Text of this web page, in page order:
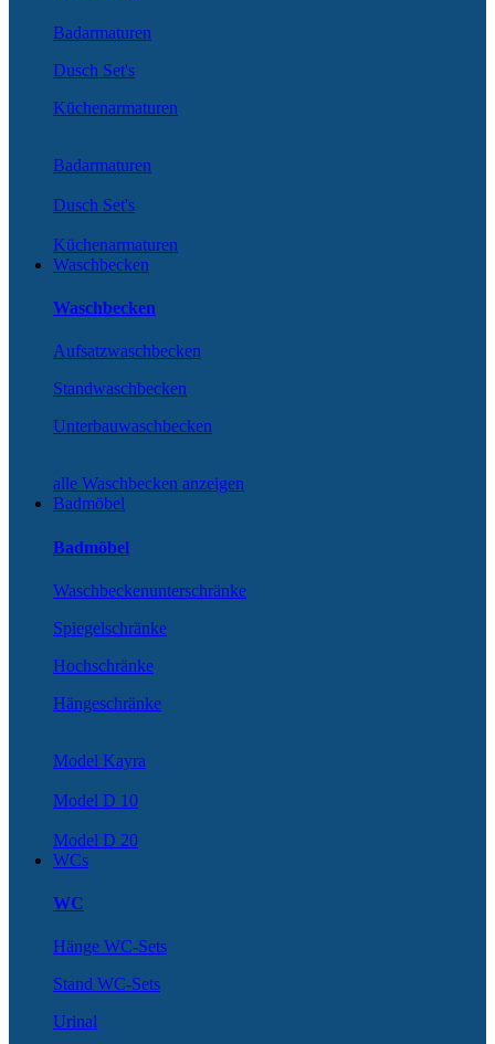
Badarmaturen
Dusch Set's
Küchenarmaturen
Badarmaturen
Dusch Set's
Küchenarmaturen
Waschbecken
Waschbecken
Aufsatzwaschbecken
Standwaschbecken
Unterbauwaschbecken
alle Waschbecken anzeigen
Badmöbel
Badmöbel
Waschbeckenunterschränke
Spiegelschränke
Hochschränke
Hängeschränke
Model Kayra
Model D 10
Model D 20
WCs
WC
Hänge WC-Sets
Stand WC-Sets
Urinal